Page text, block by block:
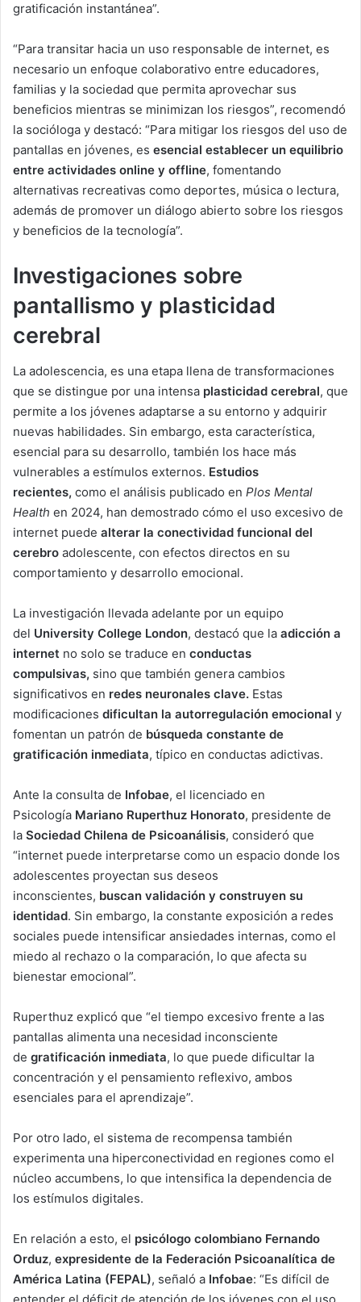
gratificación instantánea”.
“Para transitar hacia un uso responsable de internet, es
necesario un enfoque colaborativo entre educadores,
familias y la sociedad que permita aprovechar sus
beneficios mientras se minimizan los riesgos”, recomendó
la socióloga y destacó: “Para mitigar los riesgos del uso de
pantallas en jóvenes, es esencial establecer un equilibrio
entre actividades online y offline, fomentando
alternativas recreativas como deportes, música o lectura,
además de promover un diálogo abierto sobre los riesgos
y beneficios de la tecnología”.
Investigaciones sobre
pantallismo y plasticidad
cerebral
La adolescencia, es una etapa llena de transformaciones
que se distingue por una intensa plasticidad cerebral, que
permite a los jóvenes adaptarse a su entorno y adquirir
nuevas habilidades. Sin embargo, esta característica,
esencial para su desarrollo, también los hace más
vulnerables a estímulos externos. Estudios
recientes, como el análisis publicado en Plos Mental
Health en 2024, han demostrado cómo el uso excesivo de
internet puede alterar la conectividad funcional del
cerebro adolescente, con efectos directos en su
comportamiento y desarrollo emocional.
La investigación llevada adelante por un equipo
del University College London, destacó que la adicción a
internet no solo se traduce en conductas
compulsivas, sino que también genera cambios
significativos en redes neuronales clave. Estas
modificaciones dificultan la autorregulación emocional y
fomentan un patrón de búsqueda constante de
gratificación inmediata, típico en conductas adictivas.
Ante la consulta de Infobae, el licenciado en
Psicología Mariano Ruperthuz Honorato, presidente de
la Sociedad Chilena de Psicoanálisis, consideró que
“internet puede interpretarse como un espacio donde los
adolescentes proyectan sus deseos
inconscientes, buscan validación y construyen su
identidad. Sin embargo, la constante exposición a redes
sociales puede intensificar ansiedades internas, como el
miedo al rechazo o la comparación, lo que afecta su
bienestar emocional”.
Ruperthuz explicó que “el tiempo excesivo frente a las
pantallas alimenta una necesidad inconsciente
de gratificación inmediata, lo que puede dificultar la
concentración y el pensamiento reflexivo, ambos
esenciales para el aprendizaje”.
Por otro lado, el sistema de recompensa también
experimenta una hiperconectividad en regiones como el
núcleo accumbens, lo que intensifica la dependencia de
los estímulos digitales.
En relación a esto, el psicólogo colombiano Fernando
Orduz, expresidente de la Federación Psicoanalítica de
América Latina (FEPAL), señaló a Infobae: “Es difícil de